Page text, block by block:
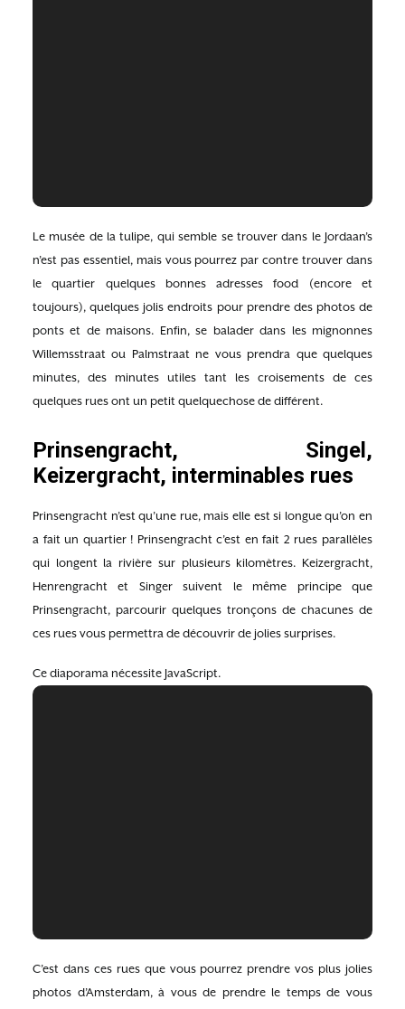
Le musée de la tulipe, qui semble se trouver dans le Jordaan’s
n’est pas essentiel, mais vous pourrez par contre trouver dans
le quartier quelques bonnes adresses food (encore et
toujours), quelques jolis endroits pour prendre des photos de
ponts et de maisons. Enfin, se balader dans les mignonnes
Willemsstraat ou Palmstraat ne vous prendra que quelques
minutes, des minutes utiles tant les croisements de ces
quelques rues ont un petit quelquechose de différent.
Prinsengracht, Singel,
Keizergracht, interminables rues
Prinsengracht n’est qu’une rue, mais elle est si longue qu’on en
a fait un quartier ! Prinsengracht c’est en fait 2 rues parallèles
qui longent la rivière sur plusieurs kilomètres. Keizergracht,
Henrengracht et Singer suivent le même principe que
Prinsengracht, parcourir quelques tronçons de chacunes de
ces rues vous permettra de découvrir de jolies surprises.
Ce diaporama nécessite JavaScript.
C’est dans ces rues que vous pourrez prendre vos plus jolies
photos d’Amsterdam, à vous de prendre le temps de vous